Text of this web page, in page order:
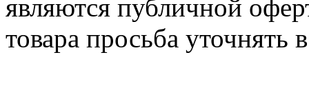
являются публичной
товара просьба уточнять